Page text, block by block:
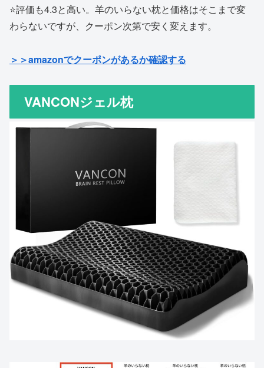
⭐️評価も4.3と高い。羊のいらない枕と価格はそこまで変
わらないですが、クーポン次第で安く変えます。
＞＞amazonでクーポンがあるか確認する
VANCONジェル枕